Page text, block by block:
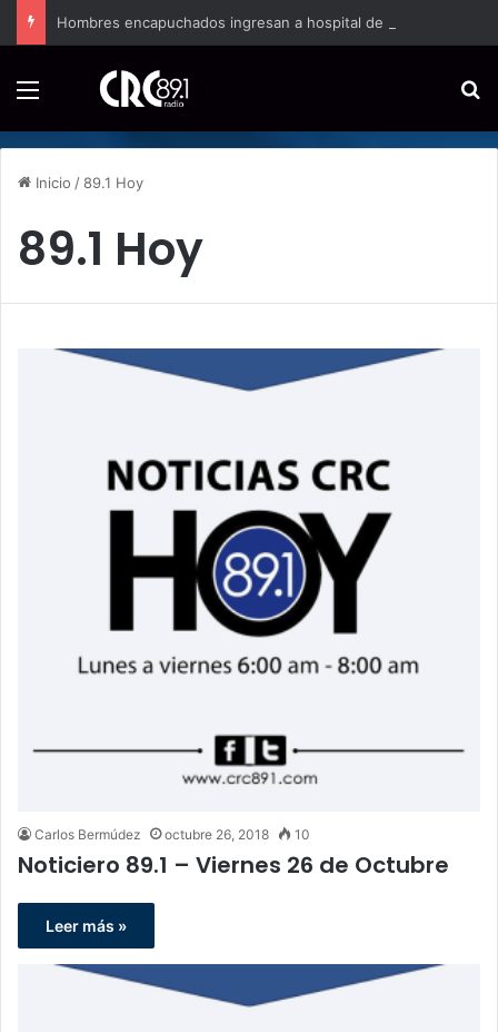
Inicio /89.1 Hoy
89.1 Hoy
Carlos Bermúdez octubre 26, 2018 10
Noticiero 89.1 – Viernes 26 de Octubre
Leer más »